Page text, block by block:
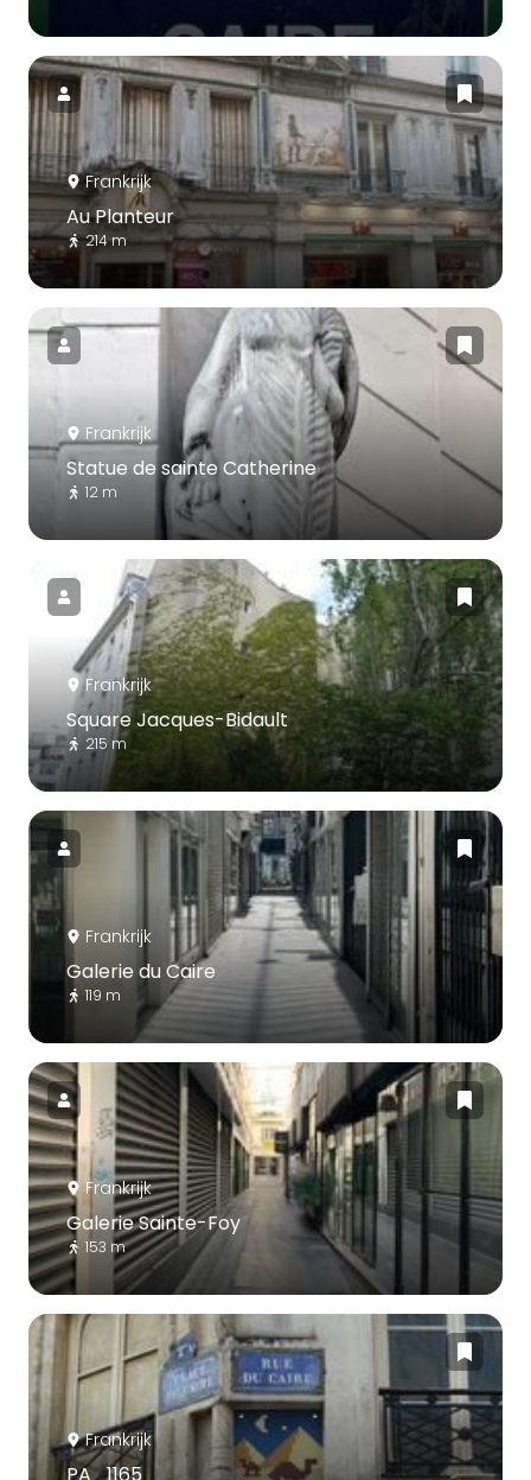
Frankrijk
Au Planteur
214 m
Frankrijk
Statue de sainte Catherine
12 m
Frankrijk
Square Jacques-Bidault
215 m
Frankrijk
Galerie du Caire
119 m
Frankrijk
Galerie Sainte-Foy
153 m
Frankrijk
PA_1165